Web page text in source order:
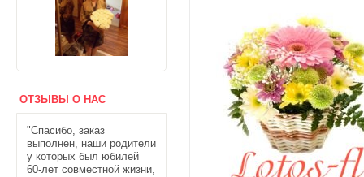
ОТЗЫВЫ О НАС
"Спасибо, заказ
выполнен, наши родители
у которых был юбилей
60-лет совместной жизни,